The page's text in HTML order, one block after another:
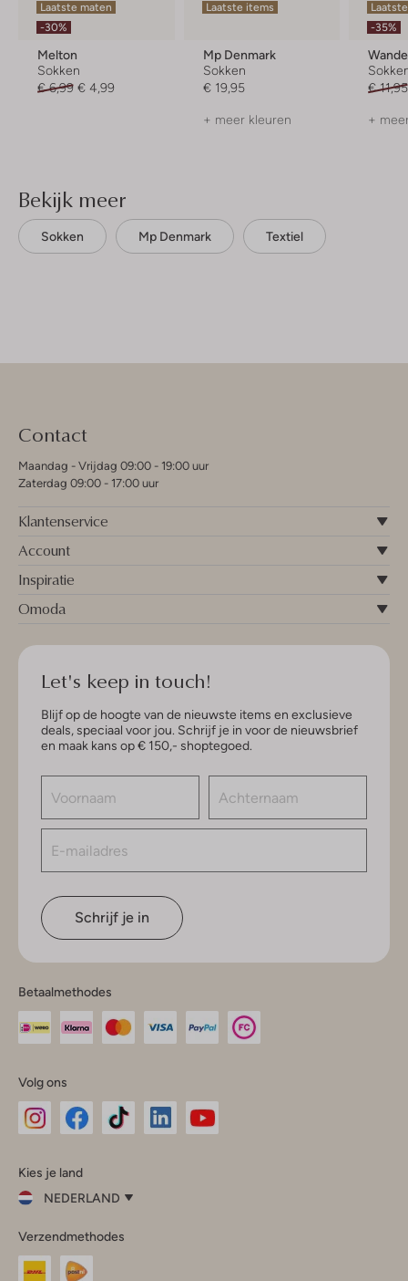
Laatste maten
-30%
Melton
Sokken
€ 6,99 € 4,99
Laatste items
Mp Denmark
Sokken
€ 19,95
+ meer kleuren
-35%
€ 11,95
+
Bekijk meer
Sokken Mp Denmark Textiel
Contact
Maandag - Vrijdag 09:00 - 19:00 uur
Zaterdag 09:00 - 17:00 uur
Klantenservice
Account
Inspiratie
Omoda
Let's keep in touch!
Blijf op de hoogte van de nieuwste items en exclusieve
deals, speciaal voor jou. Schrijf je in voor de nieuwsbrief
en maak kans op € 150,- shoptegoed.
Schrijf je in
Betaalmethodes
Volg ons
InstagramFacebook
Kies je land
NEDERLAND
je
land
Verzendmethodes